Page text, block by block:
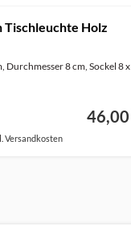
Tischleuchte Holz
Durchmesser 8 cm, Sockel 8 x
46,00
Versandkosten